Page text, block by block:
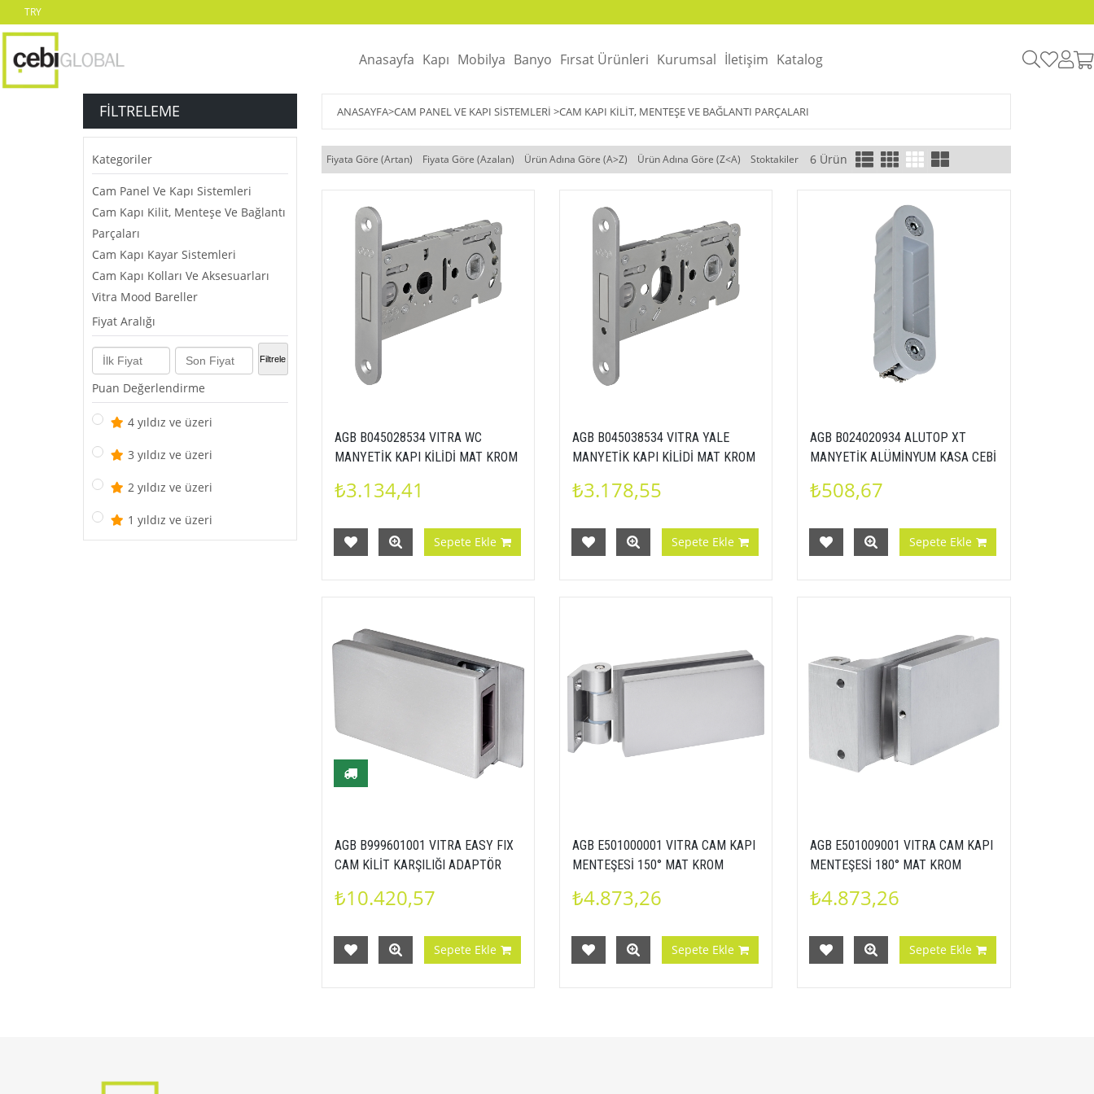
TRY
Anasayfa Kapı Mobilya Banyo Fırsat Ürünleri Kurumsal İletişim Katalog
FILTRELEME
Kategoriler
Cam Panel Ve Kapı Sistemleri
Cam Kapı Kilit, Menteşe Ve Bağlantı
Parçaları
Cam Kapı Kayar Sistemleri
Cam Kapı Kolları Ve Aksesuarları
Vitra Mood Bareller
Fiyat Aralığı
Filtrele
Puan Değerlendirme
4 yıldız ve üzeri
3 yıldız ve üzeri
2 yıldız ve üzeri
1 yıldız ve üzeri
ANASAYFA>CAM PANEL VE KAPI SISTEMLERI >CAM KAPI KILIT, MENTEŞE VE BAĞLANTI PARÇALARI
Fiyata Göre (Artan) Fiyata Göre (Azalan) Ürün Adına Göre (A>Z) Ürün Adına Göre (Z<A) Stoktakiler 6 Ürün
AGB B045028534 VITRA WC
MANYETİK KAPI KİLİDİ MAT KROM
₺3.134,41
Sepete Ekle
AGB B045038534 VITRA YALE
MANYETİK KAPI KİLİDİ MAT KROM
₺3.178,55
Sepete Ekle
AGB B024020934 ALUTOP XT
MANYETİK ALÜMİNYUM KASA CEBİ
₺508,67
Sepete Ekle
AGB B999601001 VITRA EASY FIX
CAM KİLİT KARŞILIĞI ADAPTÖR
₺10.420,57
Sepete Ekle
AGB E501000001 VITRA CAM KAPI
MENTEŞESİ 150° MAT KROM
₺4.873,26
Sepete Ekle
AGB E501009001 VITRA CAM KAPI
MENTEŞESİ 180° MAT KROM
₺4.873,26
Sepete Ekle